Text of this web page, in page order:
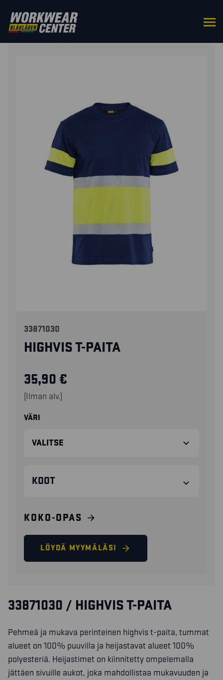
ETUSIVU/YLÄOSAT
33871030
HIGHVIS T-PAITA
35,90 €
(Ilman alv.)
VÄRI
KOOT
KOKO-OPAS
LÖYDÄ MYYMÄLÄSI
33871030 / HIGHVIS T-PAITA
Pehmeä ja mukava perinteinen highvis t-paita, tummat
alueet on 100% puuvilla ja heijastavat alueet 100%
polyesteriä. Heijastimet on kiinnitetty ompelemalla
jättäen sivuille aukot, joka mahdollistaa mukavuuden ja